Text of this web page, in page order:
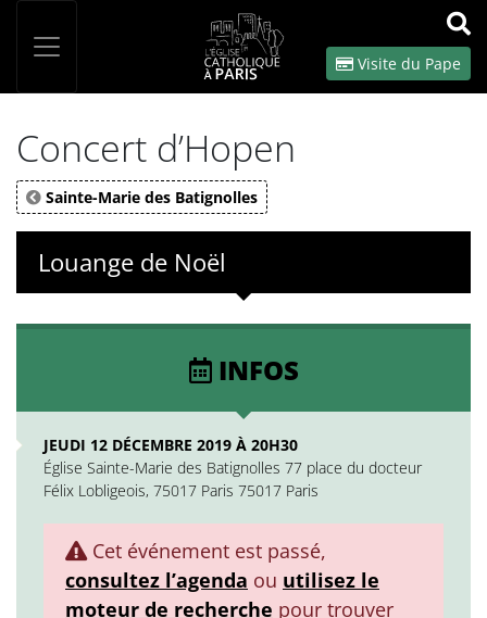
OK
Visite du Pape
Concert d’Hopen
Sainte-Marie des Batignolles
Louange de Noël
INFOS
JEUDI 12 DÉCEMBRE 2019 À 20H30
Église Sainte-Marie des Batignolles 77 place du docteur
Félix Lobligeois, 75017 Paris 75017 Paris
Cet événement est passé,
consultez l’agenda ou utilisez le
moteur de recherche pour trouver
Panneau de gestion des cookies